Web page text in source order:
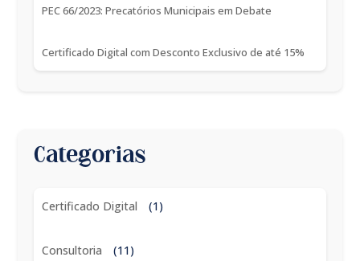
PEC 66/2023: Precatórios Municipais em Debate
Certificado Digital com Desconto Exclusivo de até 15%
Categorias
Certificado Digital (1)
Consultoria (11)